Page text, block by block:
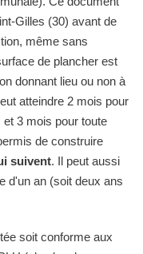
Gilles (30) avant de
même sans
de plancher est
donnant lieu ou non à
atteindre 2 mois pour
3 mois pour toute
de construire
suivent. Il peut aussi
d'un an (soit deux ans
soit conforme aux